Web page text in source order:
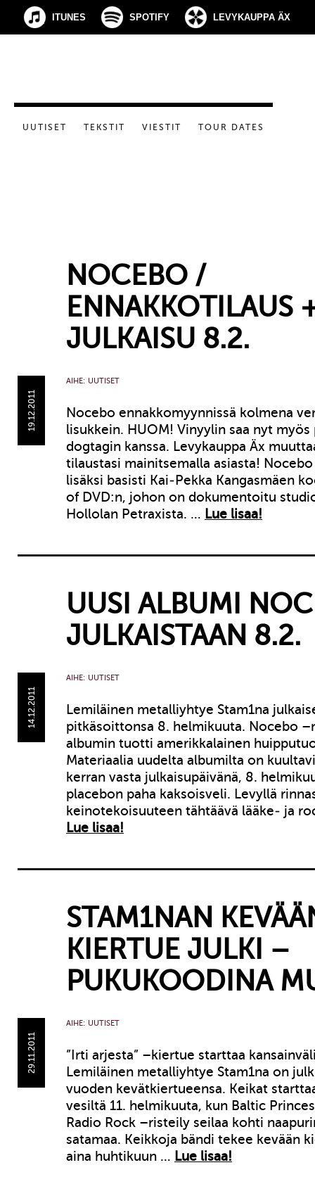
ITUNES SPOTIFY LEVYKAUPPA ÄX
UUTISET TEKSTIT VIESTIT TOUR DATES
NOCEBO /
ENNAKKOTILAUS
JULKAISU 8.2.
19.12.2011
AIHE: UUTISET
Nocebo ennakkomyynnissä kolmena
lisukkein. HUOM! Vinyylin saa nyt myös
dogtagin kanssa. Levykauppa Äx
tilaustasi mainitsemalla asiasta!
lisäksi basisti Kai-Pekka Kangasmäen
of DVD:n, johon on dokumentoitu
Hollolan Petraxista. … Lue lisaa!
UUSI ALBUMI
JULKAISTAAN 8.2.
14.12.2011
AIHE: UUTISET
Lemiläinen metalliyhtye Stam1na
pitkäsoittonsa 8. helmikuuta. Nocebo
albumin tuotti amerikkalainen
Materiaalia uudelta albumilta on
kerran vasta julkaisupäivänä, 8.
placebon paha kaksoisveli. Levyllä
keinotekoisuuteen tähtäävä lääke- ja
Lue lisaa!
STAM1NAN
KIERTUE JULKI –
PUKUKOODINA
29.11.2011
AIHE: UUTISET
”Irti arjesta” –kiertue starttaa
Lemiläinen metalliyhtye Stam1na on
vuoden kevätkiertueensa. Keikat
vesiltä 11. helmikuuta, kun Baltic
Radio Rock –risteily seilaa kohti
satamaa. Keikkoja bändi tekee kevään
aina huhtikuun … Lue lisaa!